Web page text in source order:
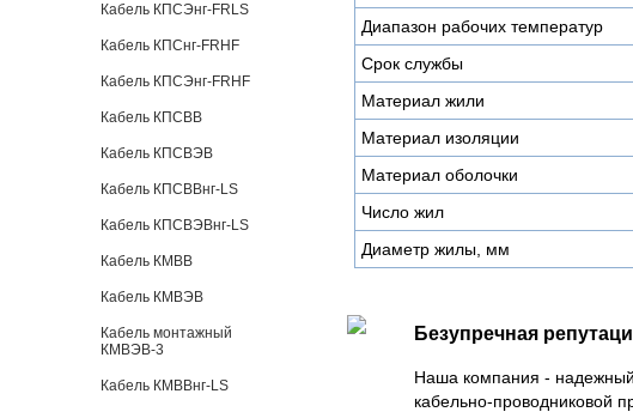
Кабель КПСЭнг-FRLS
Кабель КПСнг-FRHF
Кабель КПСЭнг-FRHF
Кабель КПСВВ
Кабель КПСВЭВ
Кабель КПСВВнг-LS
Кабель КПСВЭВнг-LS
Кабель КМВВ
Кабель КМВЭВ
Кабель монтажный
КМВЭВ-3
Кабель КМВВнг-LS
Диапазон рабочих температур
Срок службы
Материал жили
Материал изоляции
Материал оболочки
Число жил
Диаметр жилы, мм
Безупречная
Наша компания -
кабельно-проводниковой